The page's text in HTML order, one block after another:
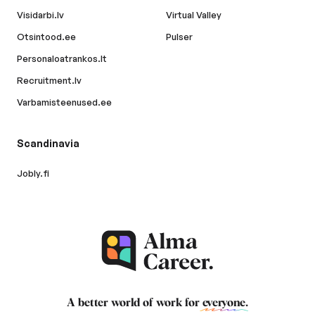
Visidarbi.lv
Otsintood.ee
Personaloatrankos.lt
Recruitment.lv
Varbamisteenused.ee
Virtual Valley
Pulser
Scandinavia
Jobly.fi
A better world of work for everyone.